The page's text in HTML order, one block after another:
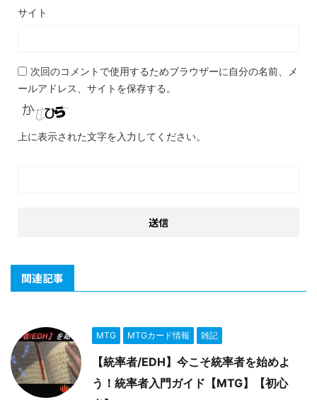
サイト
次回のコメントで使用するためブラウザーに自分の名前、メ
ールアドレス、サイトを保存する。
上に表示された文字を入力してください。
関連記事
MTG MTGカード情報 雑記
【統率者/EDH】今こそ統率者を始めよ
う！統率者入門ガイド【MTG】【初心